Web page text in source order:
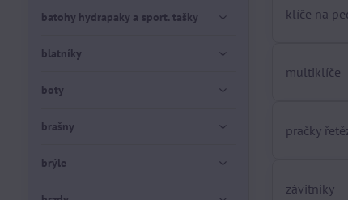
klíče na
multiklíče
pračky
závitníky
batohy hydrapaky a sport. tašky
blatníky
boty
brašny
brýle